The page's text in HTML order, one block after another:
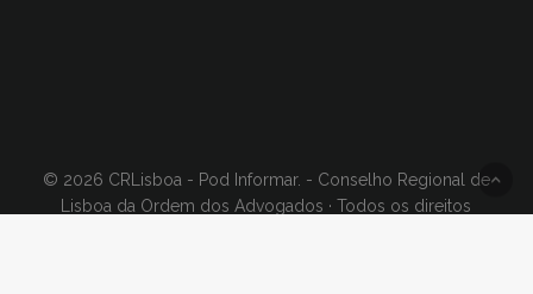
© 2026 CRLisboa - Pod Informar. - Conselho Regional de
Lisboa da Ordem dos Advogados · Todos os direitos